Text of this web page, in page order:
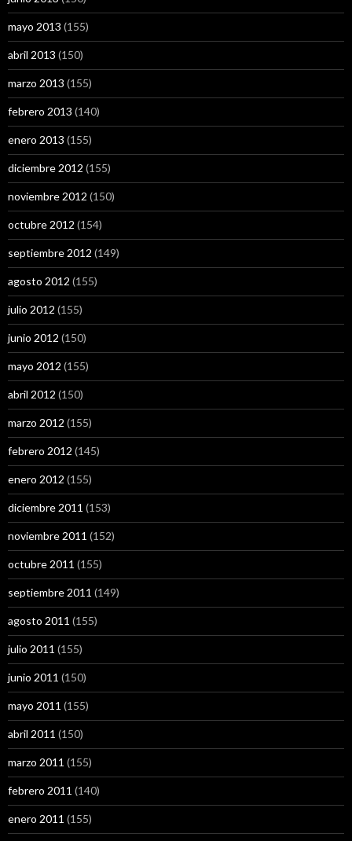
mayo 2013 (155)
abril 2013 (150)
marzo 2013 (155)
febrero 2013 (140)
enero 2013 (155)
diciembre 2012 (155)
noviembre 2012 (150)
octubre 2012 (154)
septiembre 2012 (149)
agosto 2012 (155)
julio 2012 (155)
junio 2012 (150)
mayo 2012 (155)
abril 2012 (150)
marzo 2012 (155)
febrero 2012 (145)
enero 2012 (155)
diciembre 2011 (153)
noviembre 2011 (152)
octubre 2011 (155)
septiembre 2011 (149)
agosto 2011 (155)
julio 2011 (155)
junio 2011 (150)
mayo 2011 (155)
abril 2011 (150)
marzo 2011 (155)
febrero 2011 (140)
enero 2011 (155)